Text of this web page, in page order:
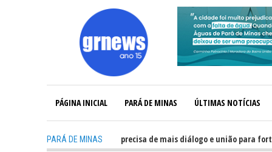
PÁGINA INICIAL PARÁ DE MINAS ÚLTIMAS NOTÍCIAS
PARÁ DE MINAS
GRNEWS TV: Política precisa de mais diálogo e união para